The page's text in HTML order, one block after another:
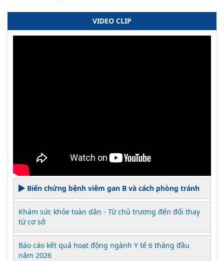
VIDEO CLIP
Biến chứng bệnh viêm gan B và cách phòng tránh
Khám sức khỏe toàn dân - Từ chủ trương đến đổi thay
từ cơ sở
Báo cáo kết quả hoạt động ngành Y tế 6 tháng đầu
năm 2026